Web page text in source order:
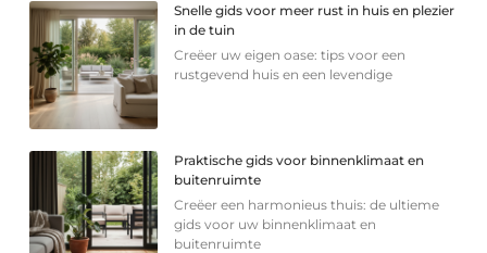
Snelle gids voor meer rust in huis en plezier
in de tuin
Creëer uw eigen oase: tips voor een
rustgevend huis en een levendige
Praktische gids voor binnenklimaat en
buitenruimte
Creëer een harmonieus thuis: de ultieme
gids voor uw binnenklimaat en
buitenruimte